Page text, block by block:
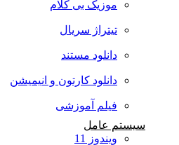
موزیک بی کلام
تیتراژ سریال
دانلود مستند
دانلود کارتون و انیمیشن
فیلم آموزشی
سیستم عامل
ویندوز 11